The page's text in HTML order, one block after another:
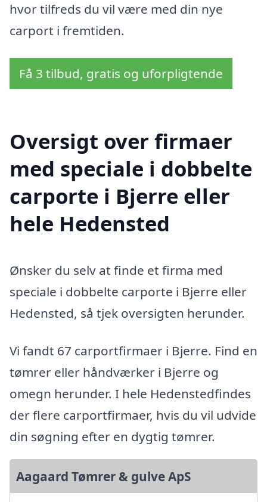
hvor tilfreds du vil være med din nye
carport i fremtiden.
Få 3 tilbud, gratis og uforpligtende
Oversigt over firmaer
med speciale i dobbelte
carporte i Bjerre eller
hele Hedensted
Ønsker du selv at finde et firma med
speciale i dobbelte carporte i Bjerre eller
Hedensted, så tjek oversigten herunder.
Vi fandt 67 carportfirmaer i Bjerre. Find en
tømrer eller håndværker i Bjerre og
omegn herunder. I hele Hedenstedfindes
der flere carportfirmaer, hvis du vil udvide
din søgning efter en dygtig tømrer.
Aagaard Tømrer & gulve ApS